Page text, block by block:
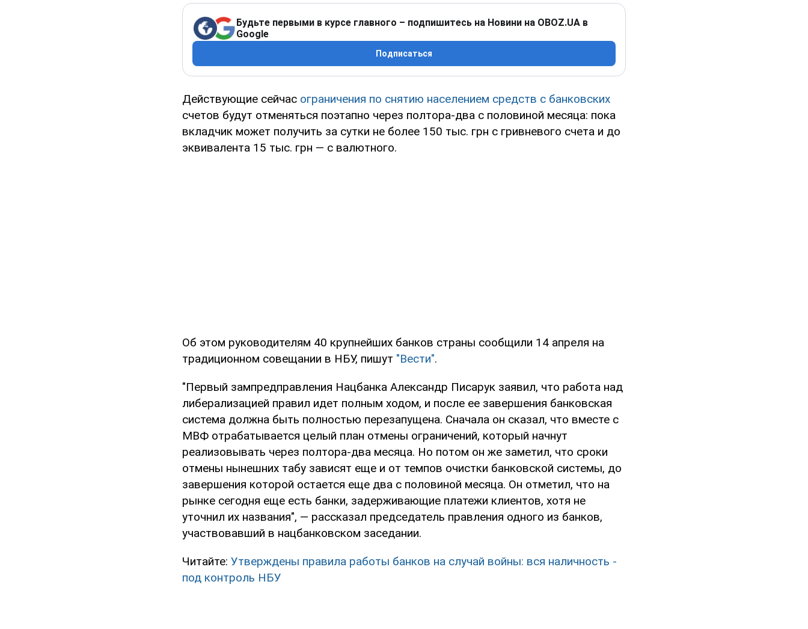
Будьте первыми в курсе главного – подпишитесь на Новини на OBOZ.UA в
Google
Подписаться
Действующие сейчас ограничения по снятию населением средств с банковских
счетов будут отменяться поэтапно через полтора-два с половиной месяца: пока
вкладчик может получить за сутки не более 150 тыс. грн с гривневого счета и до
эквивалента 15 тыс. грн — с валютного.
Об этом руководителям 40 крупнейших банков страны сообщили 14 апреля на
традиционном совещании в НБУ, пишут "Вести".
"Первый зампредправления Нацбанка Александр Писарук заявил, что работа над
либерализацией правил идет полным ходом, и после ее завершения банковская
система должна быть полностью перезапущена. Сначала он сказал, что вместе с
МВФ отрабатывается целый план отмены ограничений, который начнут
реализовывать через полтора-два месяца. Но потом он же заметил, что сроки
отмены нынешних табу зависят еще и от темпов очистки банковской системы, до
завершения которой остается еще два с половиной месяца. Он отметил, что на
рынке сегодня еще есть банки, задерживающие платежи клиентов, хотя не
уточнил их названия", — рассказал председатель правления одного из банков,
участвовавший в нацбанковском заседании.
Читайте: Утверждены правила работы банков на случай войны: вся наличность -
под контроль НБУ